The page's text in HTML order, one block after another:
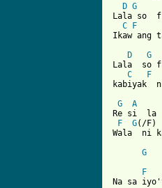
D G
Lala so
C
F
Ikaw ang
D
G
Lala  so
C
F
G
A
Re si
F
G
Wala  ni
G
F
Na sa